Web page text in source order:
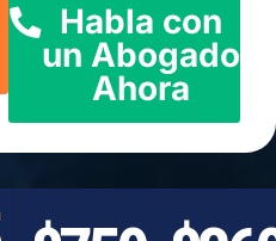
Habla con
un Abogado
Ahora